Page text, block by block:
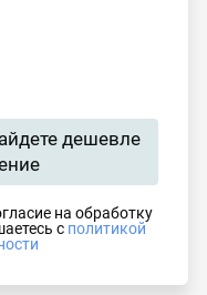
дешевле
на обработку
с политикой